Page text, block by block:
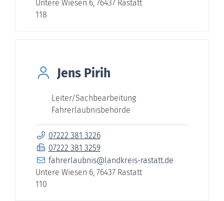
Untere Wiesen 6, 76437 Rastatt
118
Jens Pirih
Leiter/Sachbearbeitung
Fahrerlaubnisbehörde
07222 381 3226
07222 381 3259
fahrerlaubnis@landkreis-rastatt.de
Untere Wiesen 6, 76437 Rastatt
110